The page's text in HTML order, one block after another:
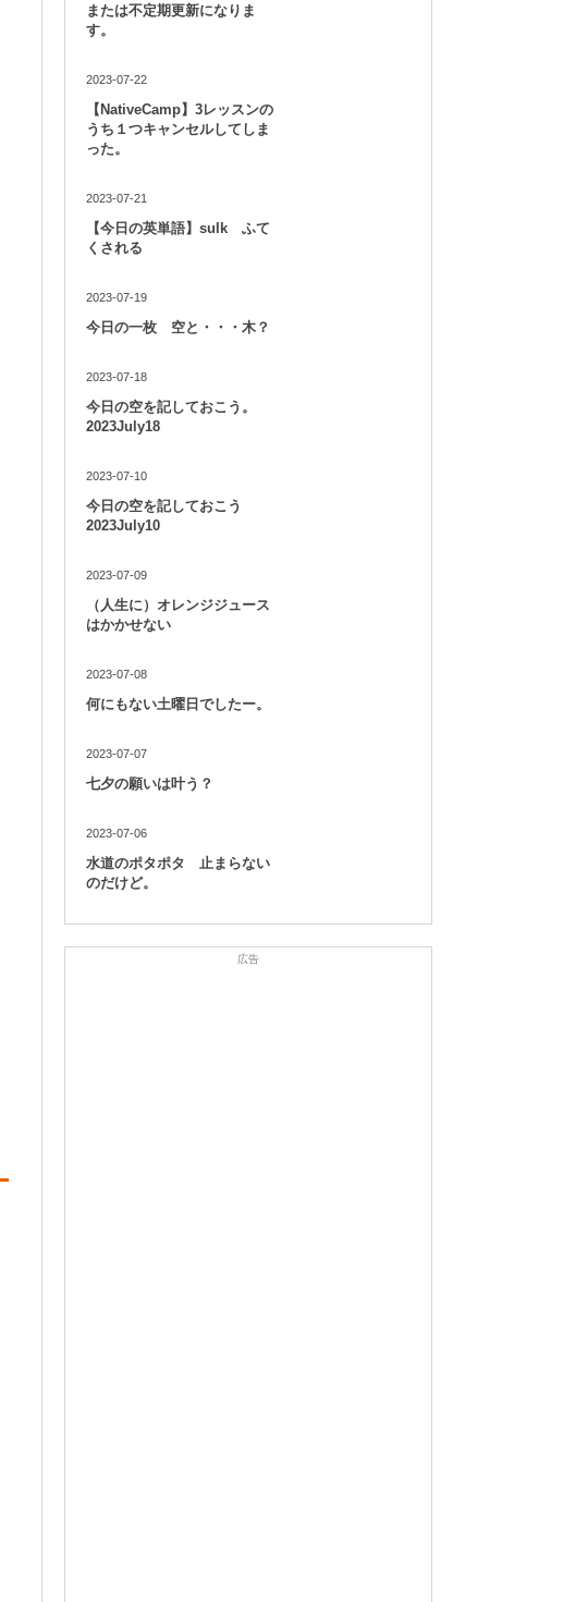
または不定期更新になりま
す。
2023-07-22
【NativeCamp】3レッスンの
うち１つキャンセルしてしま
った。
2023-07-21
【今日の英単語】sulk ふて
くされる
2023-07-19
今日の一枚 空と・・・木？
2023-07-18
今日の空を記しておこう。
2023July18
2023-07-10
今日の空を記しておこう
2023July10
2023-07-09
（人生に）オレンジジュース
はかかせない
2023-07-08
何にもない土曜日でしたー。
2023-07-07
七夕の願いは叶う？
2023-07-06
水道のポタポタ 止まらない
のだけど。
広告